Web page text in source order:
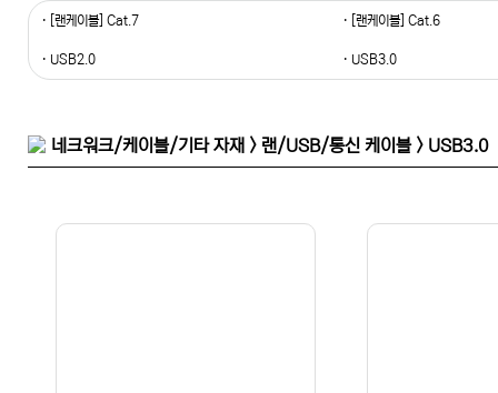
· [랜케이블] Cat.7 · [랜케이블] Cat.6
· USB2.0 · USB3.0
네크워크/케이블/기타 자재 > 랜/USB/통신 케이블 > USB3.0